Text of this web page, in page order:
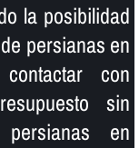
la posibilidad
persianas en
con
sin
en